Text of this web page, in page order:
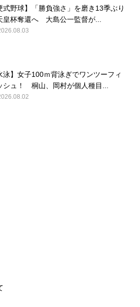
式野球】「勝負強さ」を磨き13季ぶり
皇杯奪還へ 大島公一監督が...
泳】女子100ｍ背泳ぎでワンツーフィ
シュ！ 桐山、岡村が個人種目...